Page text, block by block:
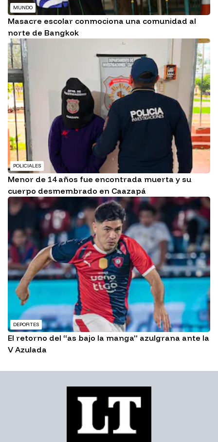
MUNDO
Masacre escolar conmociona una comunidad al
norte de Bangkok
POLICIALES
Menor de 14 años fue encontrada muerta y su
cuerpo desmembrado en Caazapá
DEPORTES
El retorno del “as bajo la manga” azulgrana ante la
V Azulada